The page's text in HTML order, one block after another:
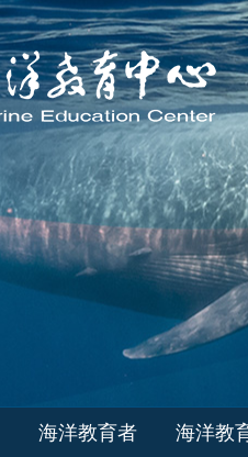
海洋教育者 海洋教